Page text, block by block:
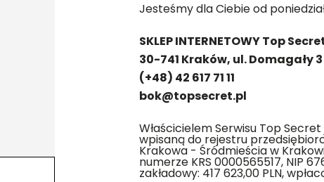
Jesteśmy dla Ciebie od
SKLEP INTERNETOWY Top
30-741 Kraków, ul. Domagały 3
(+48) 42 617 71 11
bok@topsecret.pl
Właścicielem Serwisu Top
wpisaną do rejestru
Krakowa - Śródmieścia w
numerze KRS 0000565517, NIP
zakładowy: 417 623,00 PLN,